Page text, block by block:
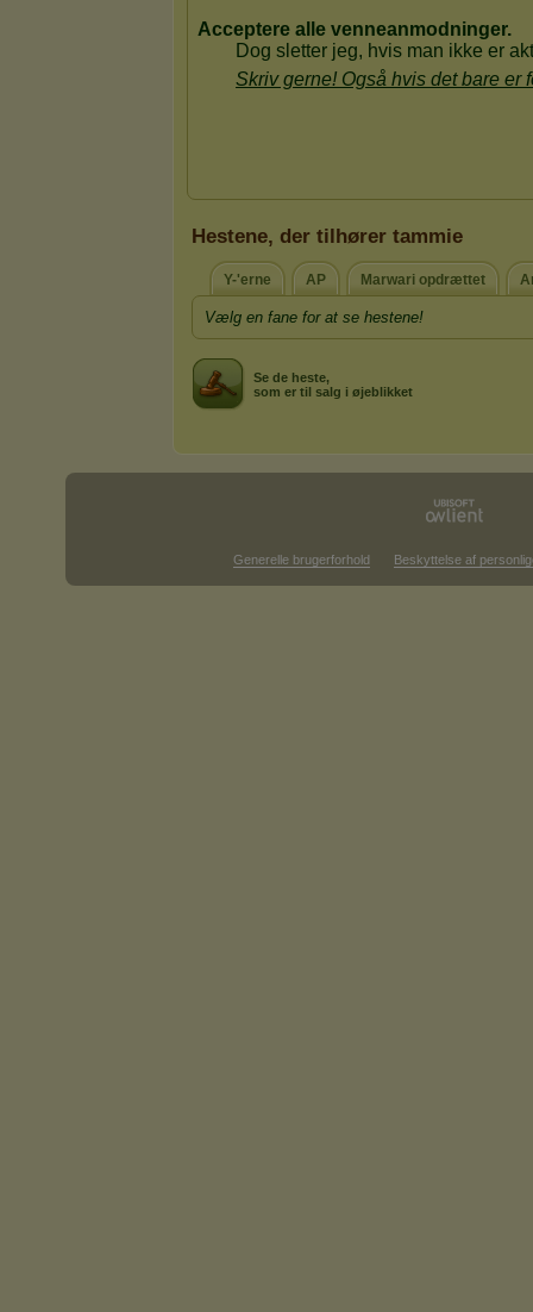
Hestene, der tilhører tammie
Y-'erne AP Marwari opdrættet
Vælg en fane for at se hestene!
Se de heste,
som er til salg i øjeblikket
Generelle brugerforhold Beskyttelse af